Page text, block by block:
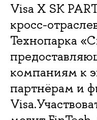
Visa X SK
кросс-
Технопарка
компаниям к
партнёрам и